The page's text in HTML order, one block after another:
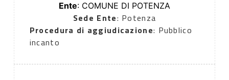
Ente: COMUNE DI POTENZA
Sede Ente: Potenza
Procedura di aggiudicazione: Pubblico
incanto